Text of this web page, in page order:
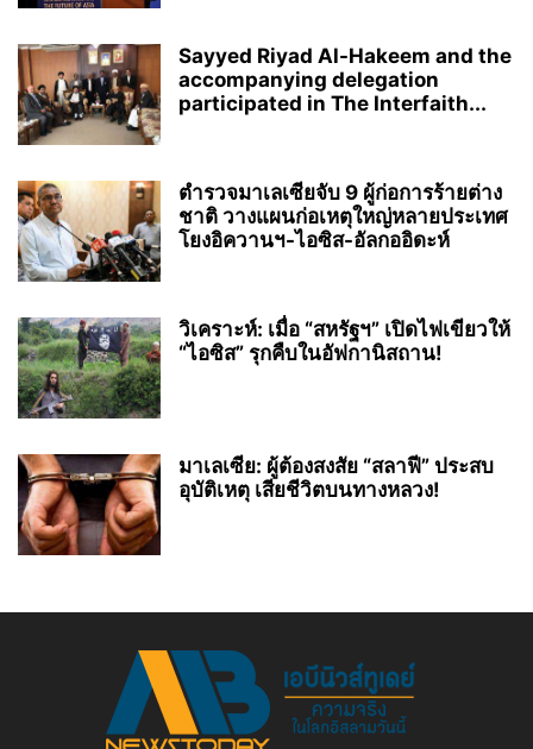
Sayyed Riyad Al-Hakeem and the
accompanying delegation
participated in The Interfaith...
ตำรวจมาเลเซียจับ 9 ผู้ก่อการร้ายต่าง
ชาติ วางแผนก่อเหตุใหญ่หลายประเทศ
โยงอิควานฯ-ไอซิส-อัลกออิดะห์
วิเคราะห์: เมื่อ “สหรัฐฯ” เปิดไฟเขียวให้
“ไอซิส” รุกคืบในอัฟกานิสถาน!
มาเลเซีย: ผู้ต้องสงสัย “สลาฟี” ประสบ
อุบัติเหตุ เสียชีวิตบนทางหลวง!